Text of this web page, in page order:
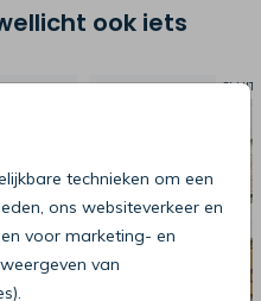
technieken om een
ons websiteverkeer en
voor marketing- en
van
ook iets